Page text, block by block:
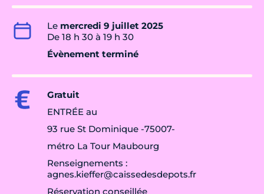
Le mercredi 9 juillet 2025
De 18 h 30 à 19 h 30
Évènement terminé
Gratuit
ENTRÉE au
93 rue St Dominique -75007-
métro La Tour Maubourg
Renseignements :
agnes.kieffer@caissedesdepots.fr
Réservation conseillée